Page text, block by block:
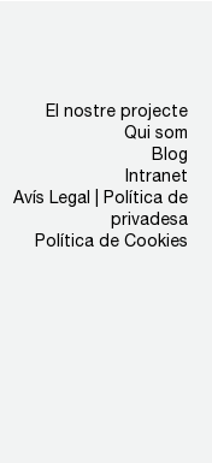
El nostre projecte
Qui som
Blog
Intranet
Avís Legal | Política de
privadesa
Política de Cookies